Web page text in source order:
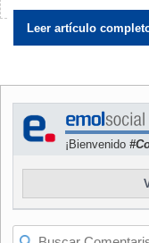
proceso".
permite
reclamación, sobre
proyecto
Por esta razón, "este
recursos de
Leer artículo
¡Bienvenido